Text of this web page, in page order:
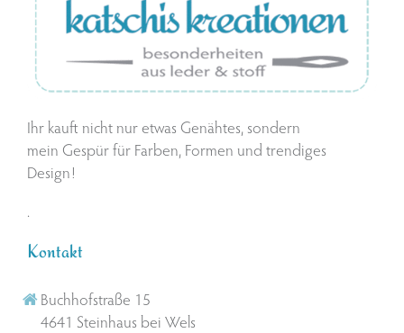
Ihr kauft nicht nur etwas Genähtes, sondern
mein Gespür für Farben, Formen und trendiges
Design!
.
Kontakt
Buchhofstraße 15
4641 Steinhaus bei Wels